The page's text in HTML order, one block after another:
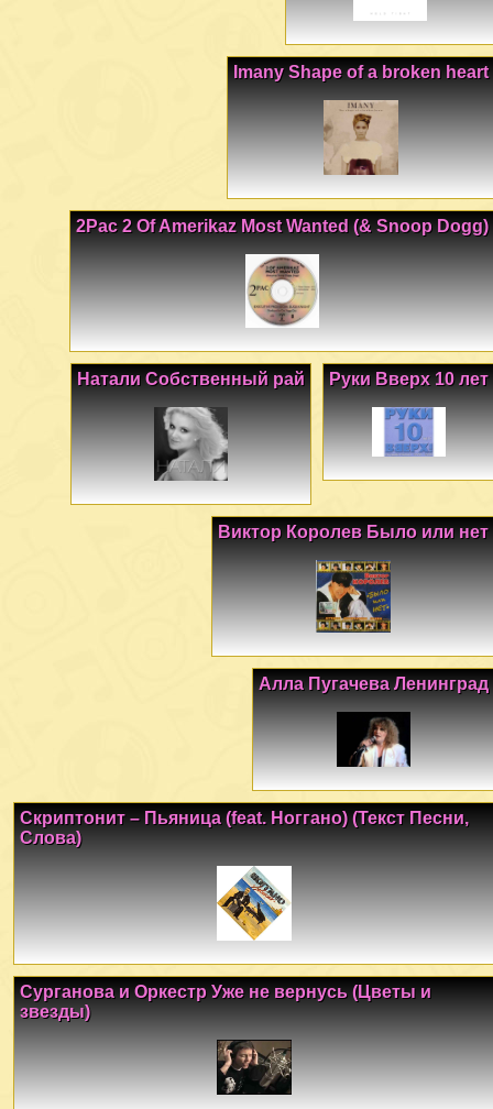
Imany Shape of a broken heart
2Pac 2 Of Amerikaz Most Wanted (& Snoop Dogg)
Руки Вверх 10 лет
Натали Собственный рай
Виктор Королев Было или нет
Алла Пугачева Ленинград
Скриптонит – Пьяница (feat. Ноггано) (Текст Песни,
Слова)
Сурганова и Оркестр Уже не вернусь (Цветы и
звезды)